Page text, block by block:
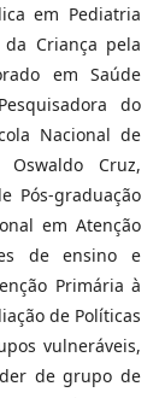
em Pediatria
Criança pela
em Saúde
do
Nacional de
Oswaldo Cruz,
Pós-graduação
em Atenção
de ensino e
Primária à
de Políticas
vulneráveis,
de grupo de